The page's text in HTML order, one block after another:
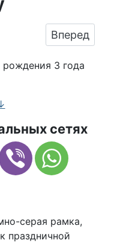
с Днюхой 3
Вперед
сетях
серая рамка,
праздничной